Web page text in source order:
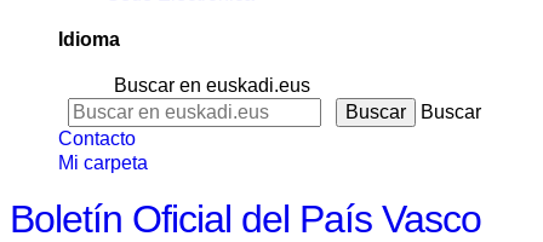
Idioma
Buscar en euskadi.eus
Buscar
Contacto
Mi carpeta
Boletín Oficial del País Vasco